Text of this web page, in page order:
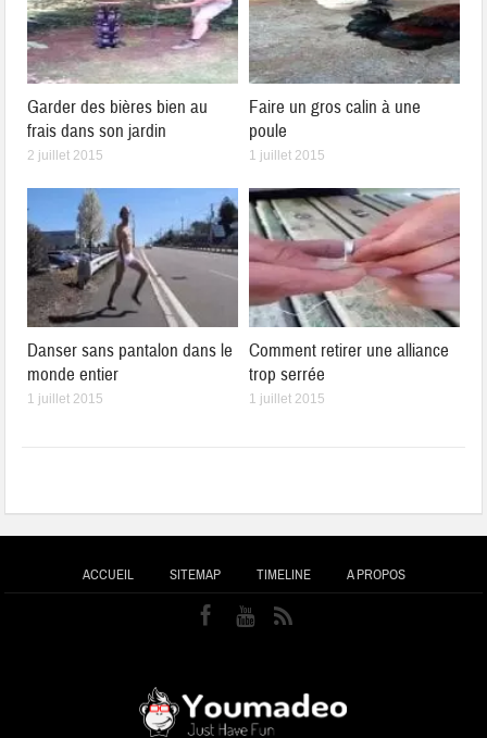
Garder des bières bien au
frais dans son jardin
2 juillet 2015
Faire un gros calin à une
poule
1 juillet 2015
Danser sans pantalon dans le
monde entier
1 juillet 2015
Comment retirer une alliance
trop serrée
1 juillet 2015
ACCUEIL SITEMAP TIMELINE A PROPOS